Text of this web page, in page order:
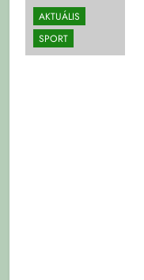
AKTUÁLIS
SPORT